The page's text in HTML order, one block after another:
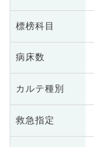
標榜科目
病床数
カルテ種別
救急指定